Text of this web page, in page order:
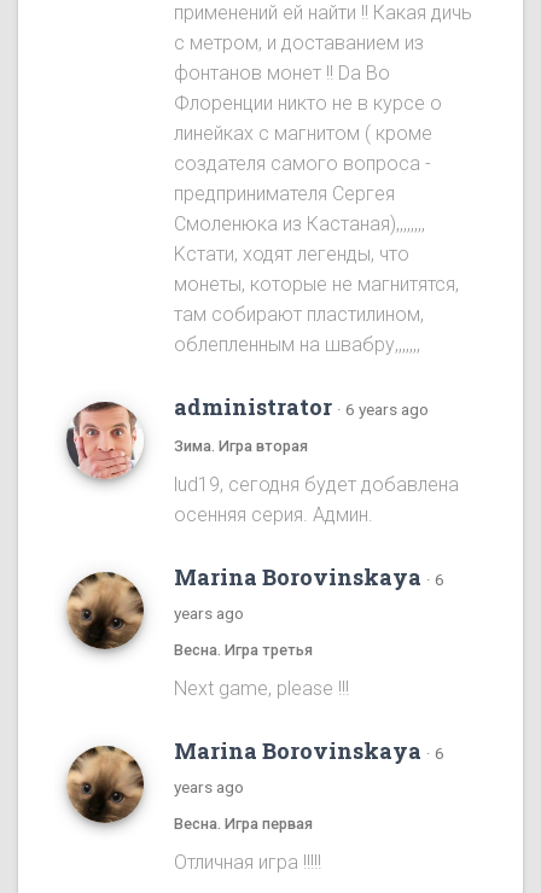
применений ей найти !! Какая дичь
с метром, и доставанием из
фонтанов монет !! Da Во
Флоренции никто не в курсе о
линейках с магнитом ( кроме
создателя самого вопроса -
предпринимателя Сергея
Смоленюка из Кастаная),,,,,,,,
Kстати, ходят легенды, что
монеты, которые не магнитятся,
там собирают пластилином,
облепленным на швабру,,,,,,,
administrator · 6 years ago
Зима. Игра вторая
lud19, сегодня будет добавлена
осенняя серия. Админ.
Marina Borovinskaya · 6
years ago
Весна. Игра третья
Next game, please !!!
Marina Borovinskaya · 6
years ago
Весна. Игра первая
Отличная игра !!!!!